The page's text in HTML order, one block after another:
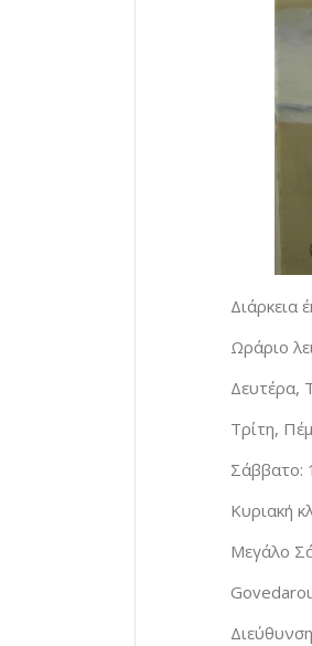
Διάρκεια
Ωράριο
Δευτέρα,
Τρίτη,
Σάββατο:
Κυριακή
Μεγάλο